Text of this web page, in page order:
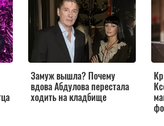
Замуж вышла? Почему
вдова Абдулова перестала
ходить на кладбище